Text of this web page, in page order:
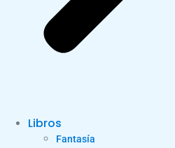
Libros
Fantasía